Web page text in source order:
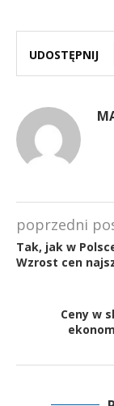
UDOSTĘPNIJ
poprzedni
Tak, jak w
Wzrost cen
Ceny w